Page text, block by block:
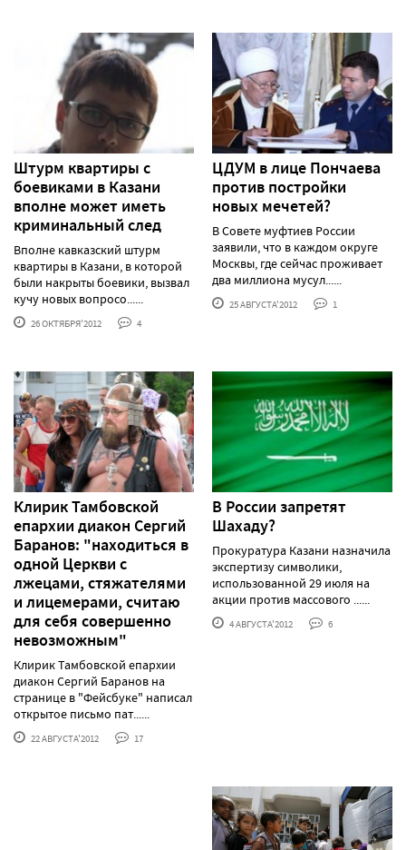
Штурм квартиры с
боевиками в Казани
вполне может иметь
криминальный след
Вполне кавказский штурм
квартиры в Казани, в которой
были накрыты боевики, вызвал
кучу новых вопросо......
26 ОКТЯБРЯ'2012 4
ЦДУМ в лице Пончаева
против постройки
новых мечетей?
В Совете муфтиев России
заявили, что в каждом округе
Москвы, где сейчас проживает
два миллиона мусул......
25 АВГУСТА'2012 1
Клирик Тамбовской
епархии диакон Сергий
Баранов: "находиться в
одной Церкви с
лжецами, стяжателями
и лицемерами, считаю
для себя совершенно
невозможным"
Клирик Тамбовской епархии
диакон Сергий Баранов на
странице в "Фейсбуке" написал
открытое письмо пат......
22 АВГУСТА'2012 17
В России запретят
Шахаду?
Прокуратура Казани назначила
экспертизу символики,
использованной 29 июля на
акции против массового ......
4 АВГУСТА'2012 6